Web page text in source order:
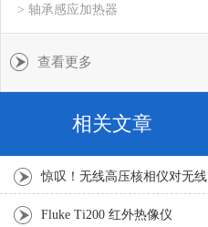
> 轴承感应加热器
查看更多
相关文章
惊叹！无线高压核相仪对无线
传输技术的三大优点
Fluke Ti200 红外热像仪